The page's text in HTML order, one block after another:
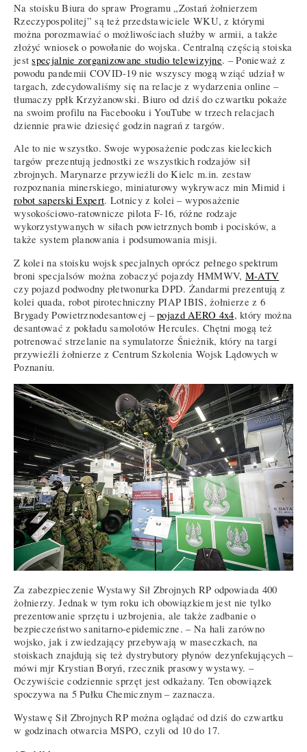
Na stoisku Biura do spraw Programu „Zostań żołnierzem
Rzeczypospolitej” są też przedstawiciele WKU, z którymi
można porozmawiać o możliwościach służby w armii, a także
złożyć wniosek o powołanie do wojska. Centralną częścią stoiska
jestspecjalnie zorganizowane studio telewizyjne. – Ponieważ z
powodu pandemii COVID-19 nie wszyscy mogą wziąć udział w
targach, zdecydowaliśmy się na relacje z wydarzenia online –
tłumaczy ppłk Krzyżanowski. Biuro od dziś do czwartku pokaże
na swoim profilu na Facebooku i YouTube w trzech relacjach
dziennie prawie dziesięć godzin nagrań z targów.
Ale to nie wszystko. Swoje wyposażenie podczas kieleckich
targów prezentują jednostki ze wszystkich rodzajów sił
zbrojnych. Marynarze przywieźli do Kielc m.in. zestaw
rozpoznania minerskiego, miniaturowy wykrywacz min Mimid i
robot saperski Expert. Lotnicy z kolei – wyposażenie
wysokościowo-ratownicze pilota F-16, różne rodzaje
wykorzystywanych w siłach powietrznych bomb i pocisków, a
także system planowania i podsumowania misji.
Z kolei na stoisku wojsk specjalnych oprócz pełnego spektrum
broni specjalsów można zobaczyć pojazdy HMMWV, M-ATV
czy pojazd podwodny płetwonurka DPD. Żandarmi prezentują z
kolei quada, robot pirotechniczny PIAP IBIS, żołnierze z 6
Brygady Powietrznodesantowej –pojazd AERO 4x4, który można
desantować z pokładu samolotów Hercules. Chętni mogą też
potrenować strzelanie na symulatorze Śnieżnik, który na targi
przywieźli żołnierze z Centrum Szkolenia Wojsk Lądowych w
Poznaniu.
Za zabezpieczenie Wystawy Sił Zbrojnych RP odpowiada 400
żołnierzy. Jednak w tym roku ich obowiązkiem jest nie tylko
prezentowanie sprzętu i uzbrojenia, ale także zadbanie o
bezpieczeństwo sanitarno-epidemiczne. – Na hali zarówno
wojsko, jak i zwiedzający przebywają w maseczkach, na
stoiskach znajdują się też dystrybutory płynów dezynfekujących –
mówi mjr Krystian Boryń, rzecznik prasowy wystawy. –
Oczywiście codziennie sprzęt jest odkażany. Ten obowiązek
spoczywa na 5 Pułku Chemicznym – zaznacza.
Wystawę Sił Zbrojnych RP można oglądać od dziś do czwartku
w godzinach otwarcia MSPO, czyli od 10 do 17.